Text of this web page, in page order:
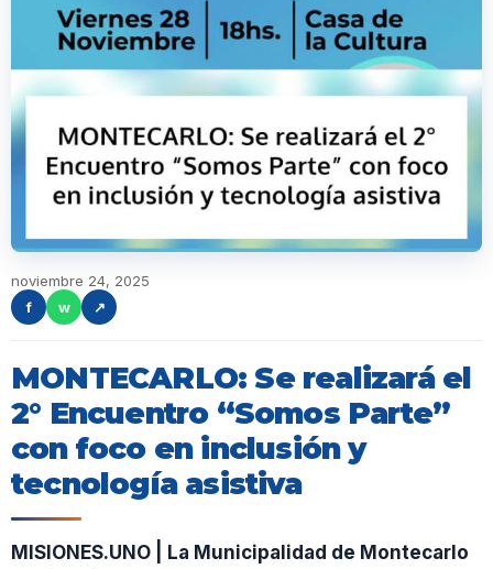
noviembre 24, 2025
f
w ↗
MONTECARLO: Se realizará el
2° Encuentro “Somos Parte”
con foco en inclusión y
tecnología asistiva
MISIONES.UNO | La Municipalidad de Montecarlo